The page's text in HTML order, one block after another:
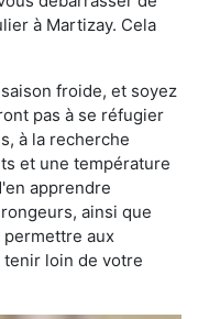
à Martizay. Cela
froide, et soyez
pas à se réfugier
à la recherche
et une température
apprendre
ainsi que
aux
loin de votre